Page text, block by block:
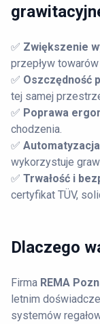
✅ Zwiększenie
przepływ
✅ Oszczędność
tej samej
✅ Poprawa
chodzenia.
✅
wykorzystuje
✅ Trwałość i
certyfikat TÜV,
Dlaczego
Firma REMA
letnim
systemów